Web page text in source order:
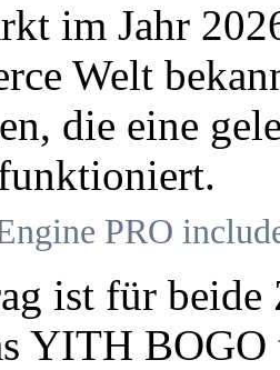
im Jahr
Welt
die eine
PRO
ist für beide
YITH